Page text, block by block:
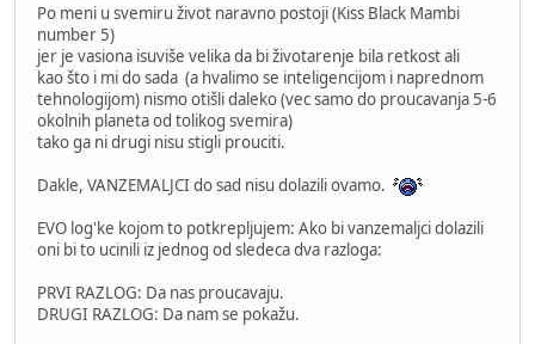
Po meni u svemiru život naravno postoji (Kiss Black Mambi
number 5)
jer je vasiona isuviše velika da bi životarenje bila retkost ali
kao što i mi do sada (a hvalimo se inteligencijom i naprednom
tehnologijom) nismo otišli daleko (vec samo do proucavanja 5-6
okolnih planeta od tolikog svemira)
tako ga ni drugi nisu stigli prouciti.
Dakle, VANZEMALJCI do sad nisu dolazili ovamo.
EVO log'ke kojom to potkrepljujem: Ako bi vanzemaljci dolazili
oni bi to ucinili iz jednog od sledeca dva razloga:
PRVI RAZLOG: Da nas proucavaju.
DRUGI RAZLOG: Da nam se pokažu.